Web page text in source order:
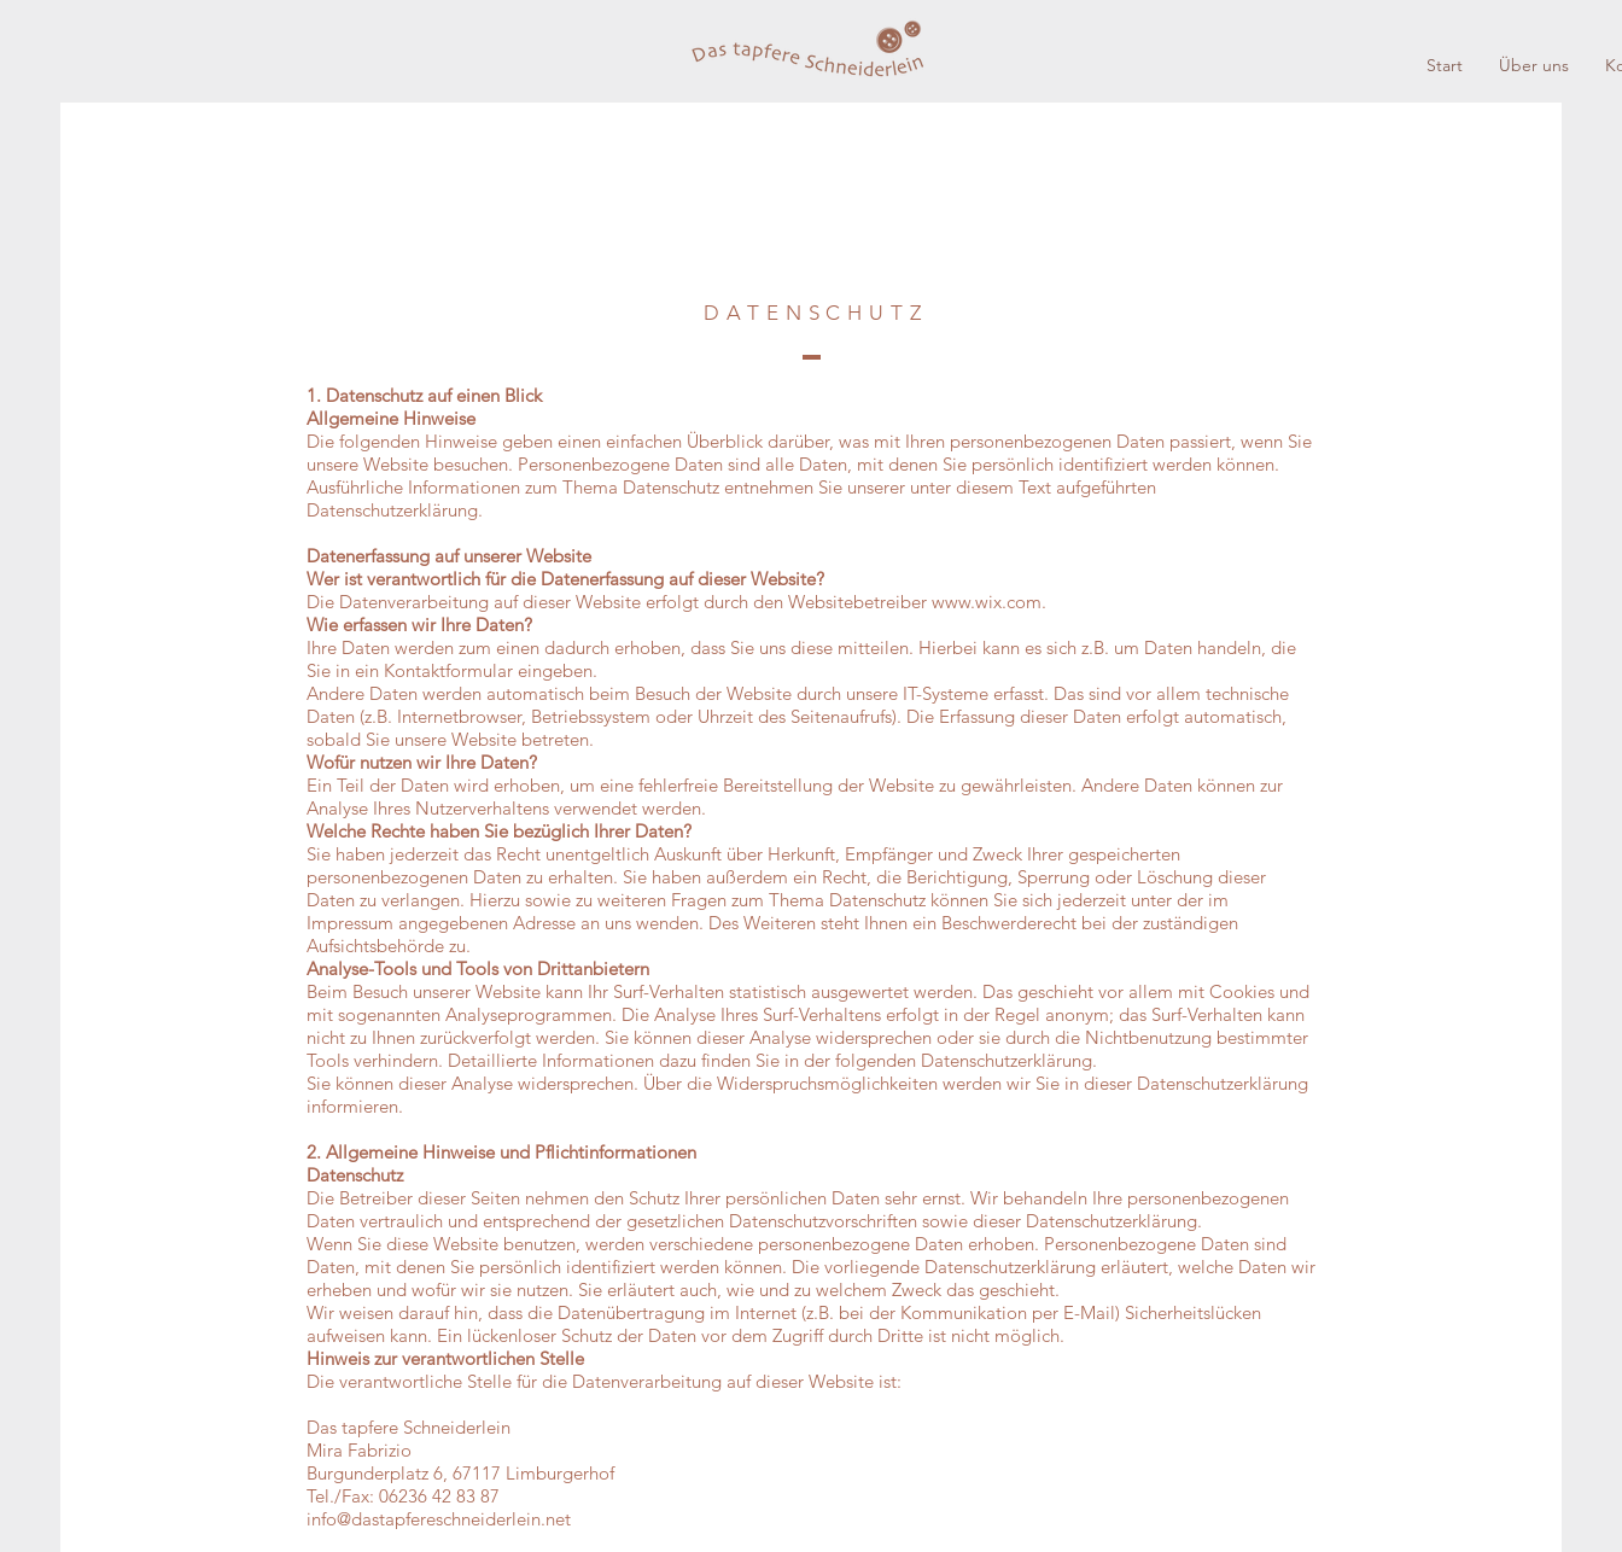
Start Über uns
DATENSCHUTZ
1. Datenschutz auf einen Blick
Allgemeine Hinweise
Die folgenden Hinweise geben einen einfachen Überblick darüber, was mit Ihren personenbezogenen Daten passiert, wenn Sie
unsere Website besuchen. Personenbezogene Daten sind alle Daten, mit denen Sie persönlich identifiziert werden können.
Ausführliche Informationen zum Thema Datenschutz entnehmen Sie unserer unter diesem Text aufgeführten
Datenschutzerklärung.
Datenerfassung auf unserer Website
Wer ist verantwortlich für die Datenerfassung auf dieser Website?
Die Datenverarbeitung auf dieser Website erfolgt durch den Websitebetreiber www.wix.com.
Wie erfassen wir Ihre Daten?
Ihre Daten werden zum einen dadurch erhoben, dass Sie uns diese mitteilen. Hierbei kann es sich z.B. um Daten handeln, die
Sie in ein Kontaktformular eingeben.
Andere Daten werden automatisch beim Besuch der Website durch unsere IT-Systeme erfasst. Das sind vor allem technische
Daten (z.B. Internetbrowser, Betriebssystem oder Uhrzeit des Seitenaufrufs). Die Erfassung dieser Daten erfolgt automatisch,
sobald Sie unsere Website betreten.
Wofür nutzen wir Ihre Daten?
Ein Teil der Daten wird erhoben, um eine fehlerfreie Bereitstellung der Website zu gewährleisten. Andere Daten können zur
Analyse Ihres Nutzerverhaltens verwendet werden.
Welche Rechte haben Sie bezüglich Ihrer Daten?
Sie haben jederzeit das Recht unentgeltlich Auskunft über Herkunft, Empfänger und Zweck Ihrer gespeicherten
personenbezogenen Daten zu erhalten. Sie haben außerdem ein Recht, die Berichtigung, Sperrung oder Löschung dieser
Daten zu verlangen. Hierzu sowie zu weiteren Fragen zum Thema Datenschutz können Sie sich jederzeit unter der im
Impressum angegebenen Adresse an uns wenden. Des Weiteren steht Ihnen ein Beschwerderecht bei der zuständigen
Aufsichtsbehörde zu.
Analyse-Tools und Tools von Drittanbietern
Beim Besuch unserer Website kann Ihr Surf-Verhalten statistisch ausgewertet werden. Das geschieht vor allem mit Cookies und
mit sogenannten Analyseprogrammen. Die Analyse Ihres Surf-Verhaltens erfolgt in der Regel anonym; das Surf-Verhalten kann
nicht zu Ihnen zurückverfolgt werden. Sie können dieser Analyse widersprechen oder sie durch die Nichtbenutzung bestimmter
Tools verhindern. Detaillierte Informationen dazu finden Sie in der folgenden Datenschutzerklärung.
Sie können dieser Analyse widersprechen. Über die Widerspruchsmöglichkeiten werden wir Sie in dieser Datenschutzerklärung
informieren.
2. Allgemeine Hinweise und Pflichtinformationen
Datenschutz
Die Betreiber dieser Seiten nehmen den Schutz Ihrer persönlichen Daten sehr ernst. Wir behandeln Ihre personenbezogenen
Daten vertraulich und entsprechend der gesetzlichen Datenschutzvorschriften sowie dieser Datenschutzerklärung.
Wenn Sie diese Website benutzen, werden verschiedene personenbezogene Daten erhoben. Personenbezogene Daten sind
Daten, mit denen Sie persönlich identifiziert werden können. Die vorliegende Datenschutzerklärung erläutert, welche Daten wir
erheben und wofür wir sie nutzen. Sie erläutert auch, wie und zu welchem Zweck das geschieht.
Wir weisen darauf hin, dass die Datenübertragung im Internet (z.B. bei der Kommunikation per E-Mail) Sicherheitslücken
aufweisen kann. Ein lückenloser Schutz der Daten vor dem Zugriff durch Dritte ist nicht möglich.
Hinweis zur verantwortlichen Stelle
Die verantwortliche Stelle für die Datenverarbeitung auf dieser Website ist:
Das tapfere Schneiderlein
Mira Fabrizio
Burgunderplatz 6, 67117 Limburgerhof
Tel./Fax: 06236 42 83 87
info@dastapfereschneiderlein.net